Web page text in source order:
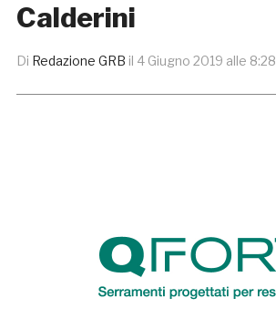
Calderini
Di Redazione GRB il 4 Giugno 2019 alle 8:28